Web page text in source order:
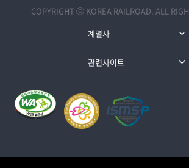
COPYRIGHT ⓒ KOREA RAILROAD. ALL
계열사
관련사이트